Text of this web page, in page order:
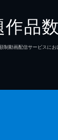
作品数
動画配信サービスに